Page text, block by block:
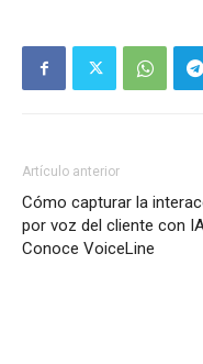
Artículo anterior
Cómo capturar la
por voz del cliente con
Conoce VoiceLine